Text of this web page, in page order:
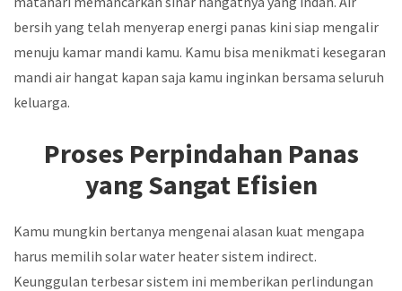
bersih yang telah menyerap energi panas kini siap mengalir
menuju kamar mandi kamu. Kamu bisa menikmati kesegaran
mandi air hangat kapan saja kamu inginkan bersama seluruh
keluarga.
Proses Perpindahan Panas
yang Sangat Efisien
Kamu mungkin bertanya mengenai alasan kuat mengapa
harus memilih solar water heater sistem indirect.
Keunggulan terbesar sistem ini memberikan perlindungan